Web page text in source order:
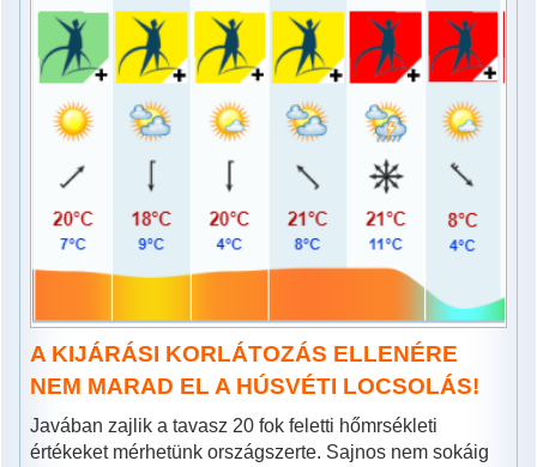
A KIJÁRÁSI KORLÁTOZÁS ELLENÉRE
NEM MARAD EL A HÚSVÉTI LOCSOLÁS!
Javában zajlik a tavasz 20 fok feletti hőmrsékleti
értékeket mérhetünk országszerte. Sajnos nem sokáig